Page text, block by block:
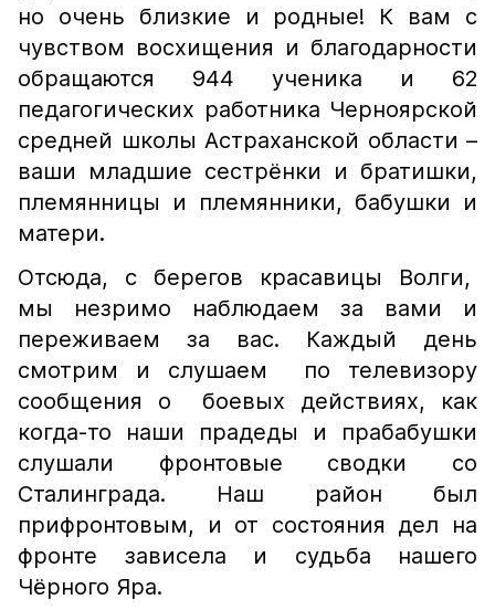
но очень близкие и родные! К вам с
чувством восхищения и благодарности
обращаются 944 ученика и 62
педагогических работника Черноярской
средней школы Астраханской области –
ваши младшие сестрёнки и братишки,
племянницы и племянники, бабушки и
матери.
Отсюда, с берегов красавицы Волги,
мы незримо наблюдаем за вами и
переживаем за вас. Каждый день
смотрим и слушаем по телевизору
сообщения о боевых действиях, как
когда-то наши прадеды и прабабушки
слушали фронтовые сводки со
Сталинграда. Наш район был
прифронтовым, и от состояния дел на
фронте зависела и судьба нашего
Чёрного Яра.